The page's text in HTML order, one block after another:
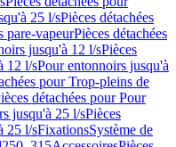
25 l/sPièces détachées
pare-vapeurPièces détachées
jusqu'à 12 l/sPièces
12 l/sPour entonnoirs jusqu'à
pour Trop-pleins de
détachées pour Pour
jusqu'à 25 l/sPièces
25 l/sFixationsSystème de